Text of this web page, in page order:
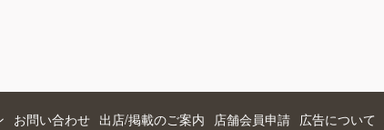
お問い合わせ 出店/掲載のご案内 店舗会員申請 広告について